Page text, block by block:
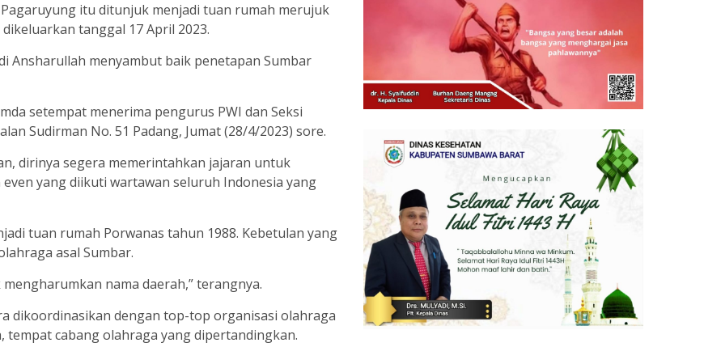
itu ditunjuk menjadi tuan rumah merujuk
dikeluarkan tanggal 17 April 2023.
Ansharullah menyambut baik penetapan Sumbar
setempat menerima pengurus PWI dan Seksi
Sudirman No. 51 Padang, Jumat (28/4/2023) sore.
dirinya segera memerintahkan jajaran untuk
yang diikuti wartawan seluruh Indonesia yang
tuan rumah Porwanas tahun 1988. Kebetulan yang
asal Sumbar.
nama daerah,” terangnya.
dikoordinasikan dengan top-top organisasi olahraga
tempat cabang olahraga yang dipertandingkan.